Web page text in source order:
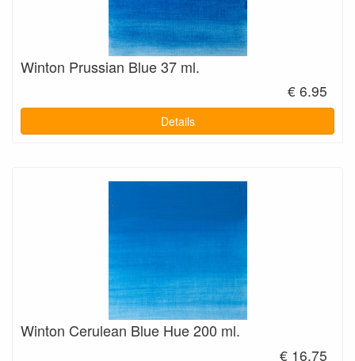
Winton Prussian Blue 37 ml.
€ 6.95
Details
Winton Cerulean Blue Hue 200 ml.
€ 16.75